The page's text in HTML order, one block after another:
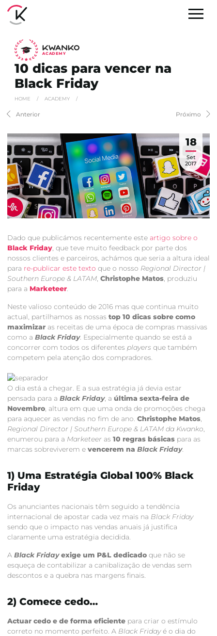
ACADEMY
10 dicas para vencer na
Black Friday
HOME / ACADEMY /
Anterior Próximo
18
Set
2017
Dado que publicámos recentemente este artigo sobre o
Black Friday, que teve muito feedback por parte dos
nossos clientes e parceiros, achámos que seria a altura ideal
para re-publicar este texto que o nosso Regional Director |
Southern Europe & LATAM, Christophe Matos, produziu
para a Marketeer.
Neste valioso conteúdo de 2016 mas que continua muito
actual, partilhamos as nossas top 10 dicas sobre como
maximizar as receitas de uma época de compras massivas
como a Black Friday. Especialmente quando se está a
concorrer com todos os diferentes players que também
competem pela atenção dos compradores.
O dia está a chegar. E a sua estratégia já devia estar
pensada para a Black Friday, a última sexta-feira de
Novembro, altura em que uma onda de promoções chega
para aquecer as vendas no fim de ano. Christophe Matos,
Regional Director | Southern Europe & LATAM da Kwanko,
enumerou para a Marketeer as 10 regras básicas para as
marcas sobreviverem e vencerem na Black Friday.
1) Uma Estratégia Global 100% Black
Friday
Os anunciantes nacionais têm seguido a tendência
internacional de apostar cada vez mais na Black Friday
sendo que o impacto nas vendas anuais já justifica
claramente uma estratégia decidida.
A Black Fridayexige um P&L dedicado que não se
esqueça de contabilizar a canibalização de vendas sem
descontos e a quebra nas margens finais.
2) Comece cedo…
Actuar cedo e de forma eficiente para criar o estímulo
correto no momento perfeito. A Black Fridayé o dia do